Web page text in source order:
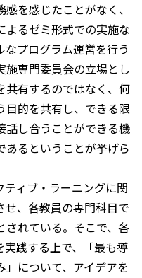
を感じたことがなく、
よるゼミ形式での実施な
プログラム運営を行う
施専門委員会の立場とし
共有するのではなく、何
目的を共有し、できる限
話し合うことができる機
あるということが挙げら
ィブ・ラーニングに関
せ、各教員の専門科目で
されている。そこで、各
践する上で、「最も導
について、アイデアを